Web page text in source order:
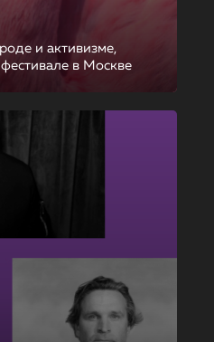
и активизме,
в Москве